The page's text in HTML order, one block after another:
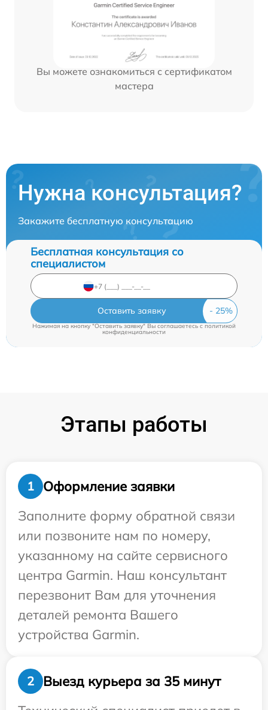
Вы можете ознакомиться с сертификатом
мастера
Нужна консультация?
Закажите бесплатную консультацию
Бесплатная консультация со
специалистом
Оставить заявку
Нажимая на кнопку "Оставить заявку" Вы соглашаетесь cполитикой
конфиденциальности
Этапы работы
1
Оформление заявки
Заполните форму обратной связи
или позвоните нам по номеру,
указанному на сайте сервисного
центра Garmin. Наш консультант
перезвонит Вам для уточнения
деталей ремонта Вашего
устройства Garmin.
2
Выезд курьера за 35 минут